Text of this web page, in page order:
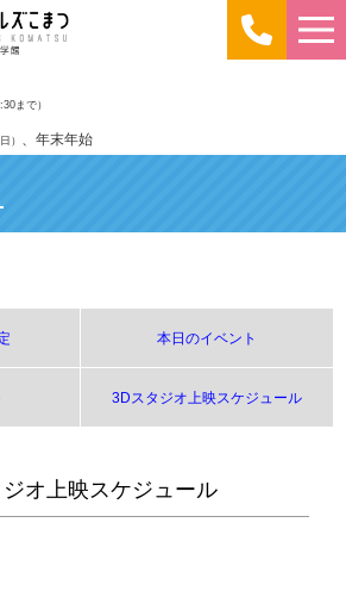
まで）
） 、年末年始
本日のイベント
3Dスタジオ上映スケジュール
オ上映スケジュール